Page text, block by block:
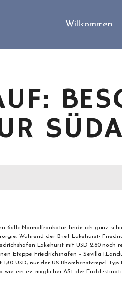
Willkommen
6x11c Normalfrankatur finde ich ganz
Während der Brief Lakehurst-
Lakehurst mit USD 2,60 noch
Etappe Friedrichshafen – Sevilla
USD, nur der US Rhombenstempel
wie ein ev. möglicher ASt der